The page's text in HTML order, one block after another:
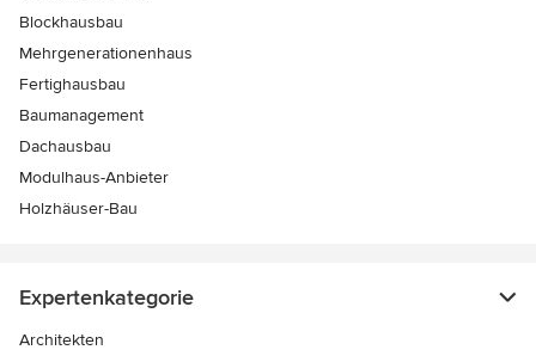
Blockhausbau
Mehrgenerationenhaus
Fertighausbau
Baumanagement
Dachausbau
Modulhaus-Anbieter
Holzhäuser-Bau
Expertenkategorie
Architekten